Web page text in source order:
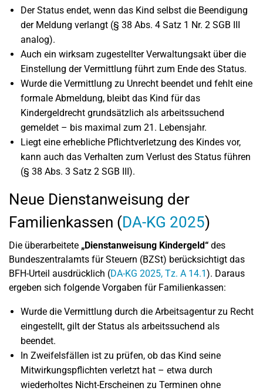
Der Status endet, wenn das Kind selbst die Beendigung
der Meldung verlangt (§ 38 Abs. 4 Satz 1 Nr. 2 SGB III
analog).
Auch ein wirksam zugestellter Verwaltungsakt über die
Einstellung der Vermittlung führt zum Ende des Status.
Wurde die Vermittlung zu Unrecht beendet und fehlt eine
formale Abmeldung, bleibt das Kind für das
Kindergeldrecht grundsätzlich als arbeitssuchend
gemeldet – bis maximal zum 21. Lebensjahr.
Liegt eine erhebliche Pflichtverletzung des Kindes vor,
kann auch das Verhalten zum Verlust des Status führen
(§ 38 Abs. 3 Satz 2 SGB III).
Neue Dienstanweisung der
Familienkassen (DA-KG 2025)
Die überarbeitete „Dienstanweisung Kindergeld“ des
Bundeszentralamts für Steuern (BZSt) berücksichtigt das
BFH-Urteil ausdrücklich (DA-KG 2025, Tz. A 14.1). Daraus
ergeben sich folgende Vorgaben für Familienkassen:
Wurde die Vermittlung durch die Arbeitsagentur zu Recht
eingestellt, gilt der Status als arbeitssuchend als
beendet.
In Zweifelsfällen ist zu prüfen, ob das Kind seine
Mitwirkungspflichten verletzt hat – etwa durch
wiederholtes Nicht-Erscheinen zu Terminen ohne